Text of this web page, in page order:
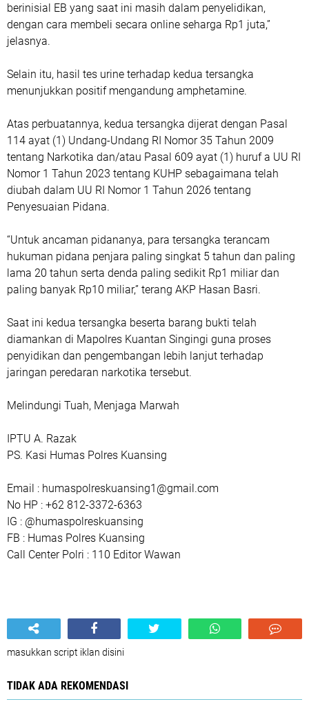
berinisial EB yang saat ini masih dalam penyelidikan,
dengan cara membeli secara online seharga Rp1 juta,”
jelasnya.
Selain itu, hasil tes urine terhadap kedua tersangka
menunjukkan positif mengandung amphetamine.
Atas perbuatannya, kedua tersangka dijerat dengan Pasal
114 ayat (1) Undang-Undang RI Nomor 35 Tahun 2009
tentang Narkotika dan/atau Pasal 609 ayat (1) huruf a UU RI
Nomor 1 Tahun 2023 tentang KUHP sebagaimana telah
diubah dalam UU RI Nomor 1 Tahun 2026 tentang
Penyesuaian Pidana.
“Untuk ancaman pidananya, para tersangka terancam
hukuman pidana penjara paling singkat 5 tahun dan paling
lama 20 tahun serta denda paling sedikit Rp1 miliar dan
paling banyak Rp10 miliar,” terang AKP Hasan Basri.
Saat ini kedua tersangka beserta barang bukti telah
diamankan di Mapolres Kuantan Singingi guna proses
penyidikan dan pengembangan lebih lanjut terhadap
jaringan peredaran narkotika tersebut.
Melindungi Tuah, Menjaga Marwah
IPTU A. Razak
PS. Kasi Humas Polres Kuansing
Email : humaspolreskuansing1@gmail.com
No HP : +62 812-3372-6363
IG : @humaspolreskuansing
FB : Humas Polres Kuansing
Call Center Polri : 110 Editor Wawan
masukkan script iklan disini
TIDAK ADA REKOMENDASI